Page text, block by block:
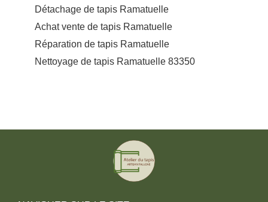
Détachage de tapis Ramatuelle
Achat vente de tapis Ramatuelle
Réparation de tapis Ramatuelle
Nettoyage de tapis Ramatuelle 83350